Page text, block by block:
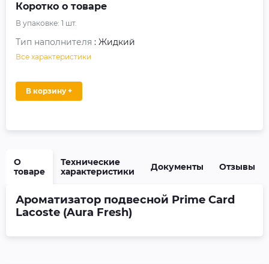
Коротко о товаре
В упаковке: 1 шт.
Тип наполнителя : Жидкий
Все характеристики
В корзину +
О
товаре
Технические
характеристики
Документы Отзывы
Ароматизатор подвесной Prime Card
Lacoste (Aura Fresh)